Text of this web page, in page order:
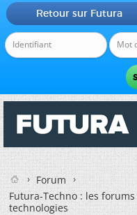
Retour sur Futura
Forum
Futura-Techno : les
technologies